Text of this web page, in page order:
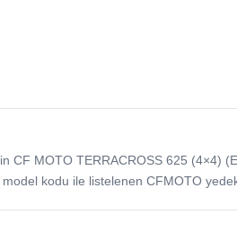
CF MOTO TERRACROSS 625 (4×4)
kodu ile listelenen CFMOTO yedek